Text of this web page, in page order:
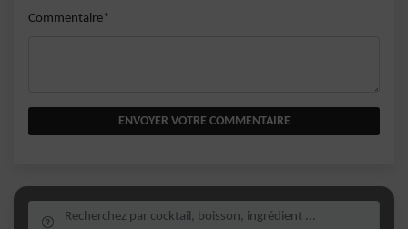
Commentaire*
ENVOYER VOTRE COMMENTAIRE